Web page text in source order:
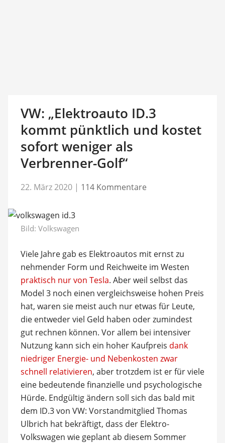
VW: „Elektroauto ID.3
kommt pünktlich und kostet
sofort weniger als
Verbrenner-Golf“
22. März 2020 | 114 Kommentare
Bild: Volkswagen
Viele Jahre gab es Elektroautos mit ernst zu
nehmender Form und Reichweite im Westen
praktisch nur von Tesla. Aber weil selbst das
Model 3 noch einen vergleichsweise hohen Preis
hat, waren sie meist auch nur etwas für Leute,
die entweder viel Geld haben oder zumindest
gut rechnen können. Vor allem bei intensiver
Nutzung kann sich ein hoher Kaufpreis dank
niedriger Energie- und Nebenkosten zwar
schnell relativieren, aber trotzdem ist er für viele
eine bedeutende finanzielle und psychologische
Hürde. Endgültig ändern soll sich das bald mit
dem ID.3 von VW: Vorstandmitglied Thomas
Ulbrich hat bekräftigt, dass der Elektro-
Volkswagen wie geplant ab diesem Sommer